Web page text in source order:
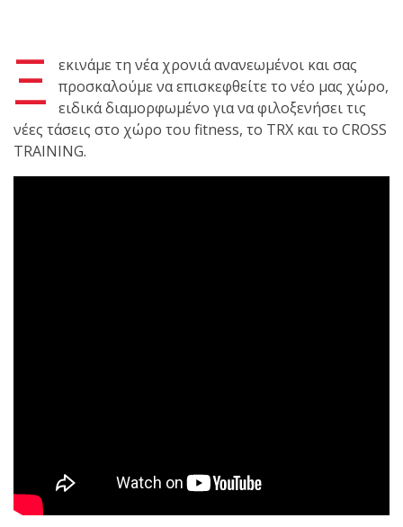
Νέα
επίσημα T-
Με μεγάλη
επιτυχία
Ξ
εκινάμε τη νέα χρονιά ανανεωμένοι και σας
προσκαλούμε να επισκεφθείτε το νέο μας χώρο,
ειδικά διαμορφωμένο για να φιλοξενήσει τις
νέες τάσεις στο χώρο του fitness, το TRX και το CROSS
TRAINING.